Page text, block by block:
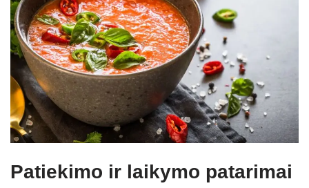
Patiekimo ir laikymo patarimai